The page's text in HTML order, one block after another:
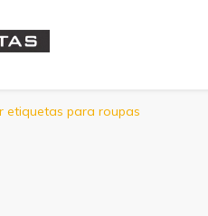
Etiquetas
etiquetas para roupas